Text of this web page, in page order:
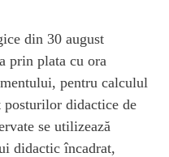
din 30 august
prin plata cu ora
pentru calculul
didactice de
se utilizează
didactic încadrat,